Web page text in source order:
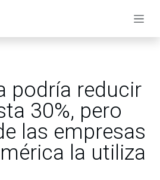
podría reducir
30%, pero
las empresas
la utiliza